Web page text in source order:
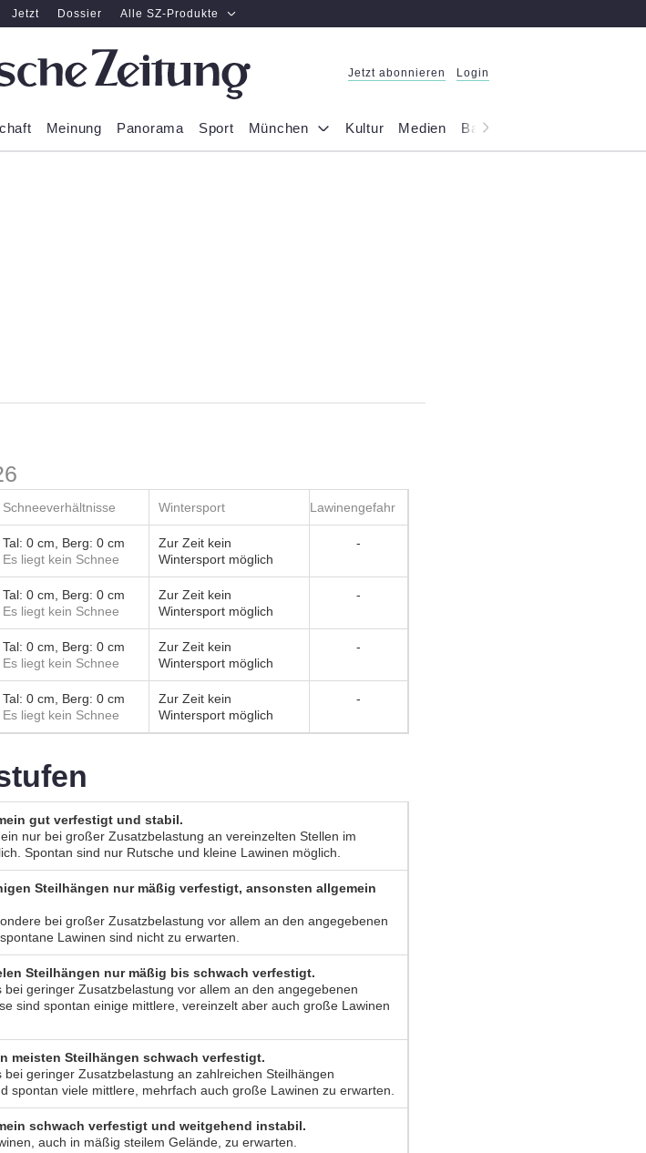
Jetzt Dossier Alle SZ-Produkte
Jetzt abonnieren Login
Meinung Panorama Sport München Kultur Medien Bayern
Schneeverhältnisse Wintersport Lawinengefahr
Tal: 0 cm, Berg: 0 cm
Es liegt kein Schnee
Zur Zeit kein
Wintersport möglich
-
Tal: 0 cm, Berg: 0 cm
Es liegt kein Schnee
Zur Zeit kein
Wintersport möglich
-
Tal: 0 cm, Berg: 0 cm
Es liegt kein Schnee
Zur Zeit kein
Wintersport möglich
-
Tal: 0 cm, Berg: 0 cm
Es liegt kein Schnee
Zur Zeit kein
Wintersport möglich
-
gut verfestigt und stabil.
nur bei großer Zusatzbelastung an vereinzelten Stellen im
Spontan sind nur Rutsche und kleine Lawinen möglich.
Steilhängen nur mäßig verfestigt, ansonsten allgemein
bei großer Zusatzbelastung vor allem an den angegebenen
Lawinen sind nicht zu erwarten.
Steilhängen nur mäßig bis schwach verfestigt.
bei geringer Zusatzbelastung vor allem an den angegebenen
sind spontan einige mittlere, vereinzelt aber auch große Lawinen
meisten Steilhängen schwach verfestigt.
geringer Zusatzbelastung an zahlreichen Steilhängen
spontan viele mittlere, mehrfach auch große Lawinen zu erwarten.
schwach verfestigt und weitgehend instabil.
auch in mäßig steilem Gelände, zu erwarten.